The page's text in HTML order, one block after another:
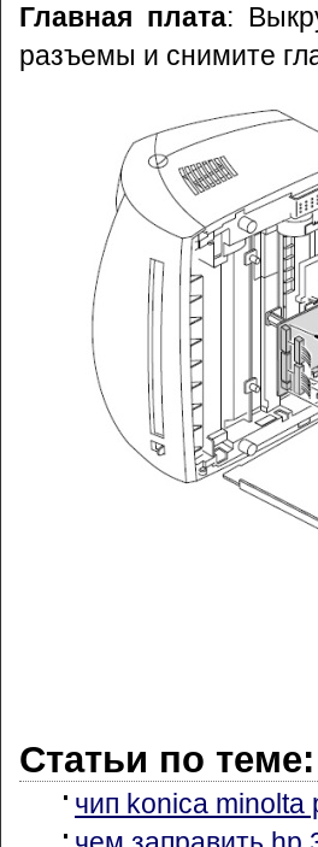
Главная плата:
разъемы и снимите
Статьи по теме:
чип konica minolta